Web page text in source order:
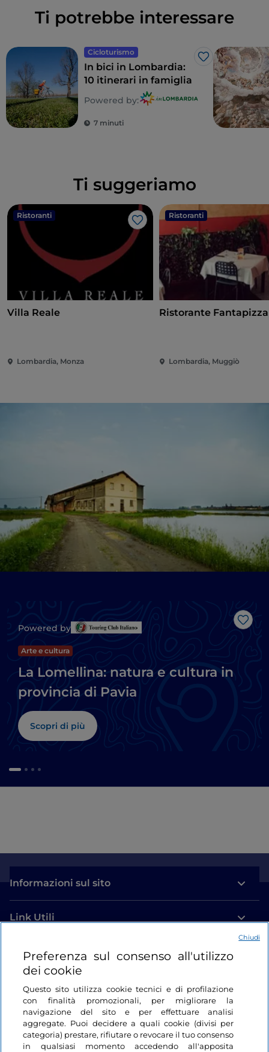
Ti potrebbe interessare
Cicloturismo
Like
In bici in Lombardia:
10 itinerari in famiglia
Powered by:
7 minuti
Ti suggeriamo
Ristoranti
Like
Villa Reale
Lombardia, Monza
Ristoranti
Ristorante Fantapizza
Lombardia, Muggiò
Like
Powered by
Arte e cultura
La Lomellina: natura e cultura in
provincia di Pavia
Scopri di più
Informazioni sul sito
Link Utili
Login
Restiamo in contatto
Preferenza sul consenso all'utilizzo
dei cookie
Questo sito utilizza cookie tecnici e di profilazione
con finalità promozionali, per migliorare la
navigazione del sito e per effettuare analisi
aggregate. Puoi decidere a quali cookie (divisi per
categoria) prestare, rifiutare o revocare il tuo consenso
in qualsiasi momento accedendo all'apposita
Chiudi